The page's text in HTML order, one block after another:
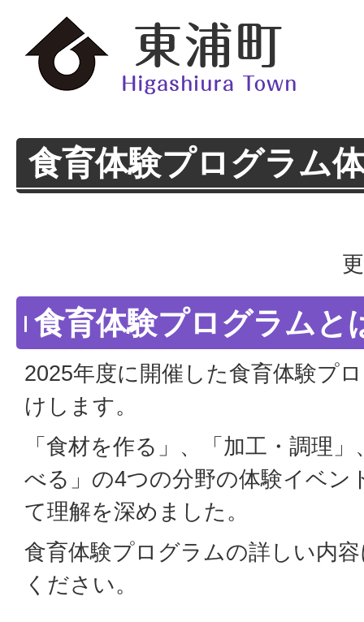
食育体験プログラム
食育体験プログラムと
2025年度に開催した食育体験プ
けします。
「食材を作る」、「加工・調理
べる」の4つの分野の体験イベン
て理解を深めました。
食育体験プログラムの詳しい内
ください。